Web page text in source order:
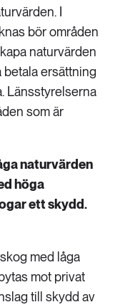
I
bör områden
naturvärden
betala ersättning
Länsstyrelserna
som är
naturvärden
höga
ett skydd.
med låga
mot privat
till skydd av